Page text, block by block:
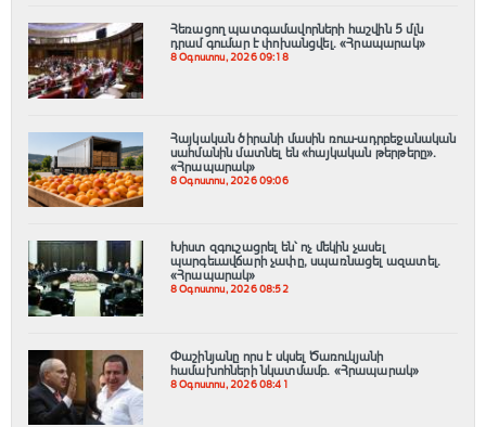
Հեռացող պատգամավորների հաշվին 5 մլն
դրամ գումար է փոխանցվել․ «Հրապարակ»
8 Օգոստոս, 2026 09:18
Հայկական ծիրանի մասին ռուս-ադրբեջանական
սահմանին մատնել են «հայկական թերթերը»․
«Հրապարակ»
8 Օգոստոս, 2026 09:06
Խիստ զգուշացրել են՝ ոչ մեկին չասել
պարգեւավճարի չափը, սպառնացել ազատել․
«Հրապարակ»
8 Օգոստոս, 2026 08:52
Փաշինյանը որս է սկսել Ծառուկյանի
համախոհների նկատմամբ․ «Հրապարակ»
8 Օգոստոս, 2026 08:41